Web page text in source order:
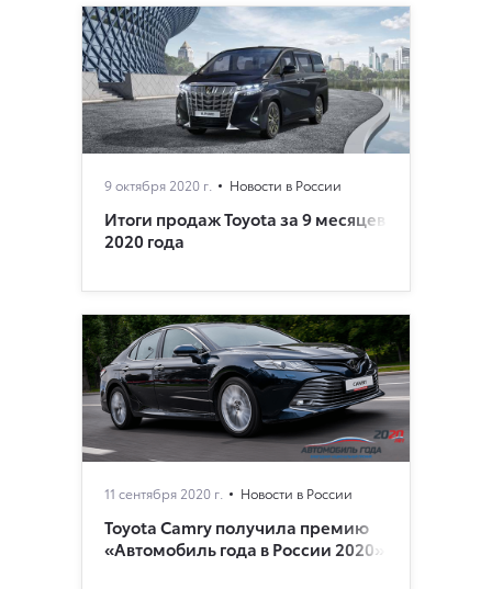
9 октября 2020 г. Новости в России
Итоги продаж Toyota за 9 месяцев
2020 года
11 сентября 2020 г. Новости в России
Toyota Camry получила премию
«Автомобиль года в России 2020»